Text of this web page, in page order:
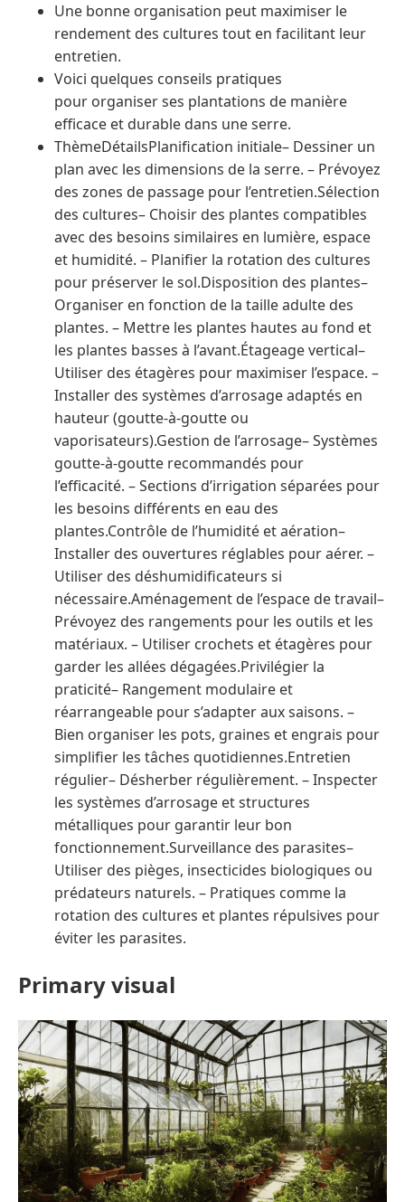
Une bonne organisation peut maximiser le
rendement des cultures tout en facilitant leur
entretien.
Voici quelques conseils pratiques
pour organiser ses plantations de manière
efficace et durable dans une serre.
ThèmeDétailsPlanification initiale– Dessiner un
plan avec les dimensions de la serre. – Prévoyez
des zones de passage pour l’entretien.Sélection
des cultures– Choisir des plantes compatibles
avec des besoins similaires en lumière, espace
et humidité. – Planifier la rotation des cultures
pour préserver le sol.Disposition des plantes–
Organiser en fonction de la taille adulte des
plantes. – Mettre les plantes hautes au fond et
les plantes basses à l’avant.Étageage vertical–
Utiliser des étagères pour maximiser l’espace. –
Installer des systèmes d’arrosage adaptés en
hauteur (goutte-à-goutte ou
vaporisateurs).Gestion de l’arrosage– Systèmes
goutte-à-goutte recommandés pour
l’efficacité. – Sections d’irrigation séparées pour
les besoins différents en eau des
plantes.Contrôle de l’humidité et aération–
Installer des ouvertures réglables pour aérer. –
Utiliser des déshumidificateurs si
nécessaire.Aménagement de l’espace de travail–
Prévoyez des rangements pour les outils et les
matériaux. – Utiliser crochets et étagères pour
garder les allées dégagées.Privilégier la
praticité– Rangement modulaire et
réarrangeable pour s’adapter aux saisons. –
Bien organiser les pots, graines et engrais pour
simplifier les tâches quotidiennes.Entretien
régulier– Désherber régulièrement. – Inspecter
les systèmes d’arrosage et structures
métalliques pour garantir leur bon
fonctionnement.Surveillance des parasites–
Utiliser des pièges, insecticides biologiques ou
prédateurs naturels. – Pratiques comme la
rotation des cultures et plantes répulsives pour
éviter les parasites.
Primary visual